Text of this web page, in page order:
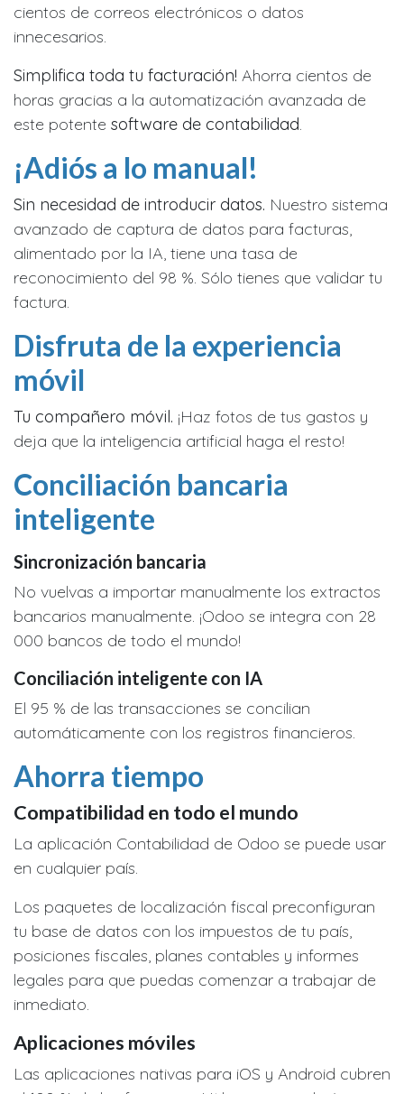
cientos de correos electrónicos o datos
innecesarios.
Simplifica toda tu facturación! Ahorra cientos de
horas gracias a la automatización avanzada de
este potente software de contabilidad.
¡Adiós a lo manual!
Sin necesidad de introducir datos. Nuestro sistema
avanzado de captura de datos para facturas,
alimentado por la IA, tiene una tasa de
reconocimiento del 98 %. Sólo tienes que validar tu
factura.
Disfruta de la experiencia
móvil
Tu compañero móvil. ¡Haz fotos de tus gastos y
deja que la inteligencia artificial haga el resto!
Conciliación bancaria
inteligente
Sincronización bancaria
No vuelvas a importar manualmente los extractos
bancarios manualmente. ¡Odoo se integra con 28
000 bancos de todo el mundo!
Conciliación inteligente con IA
El 95 % de las transacciones se concilian
automáticamente con los registros financieros.
Ahorra tiempo
Compatibilidad en todo el mundo
La aplicación Contabilidad de Odoo se puede usar
en cualquier país.
Los paquetes de localización fiscal preconfiguran
tu base de datos con los impuestos de tu país,
posiciones fiscales, planes contables y informes
legales para que puedas comenzar a trabajar de
inmediato.
Aplicaciones móviles
Las aplicaciones nativas para iOS y Android cubren